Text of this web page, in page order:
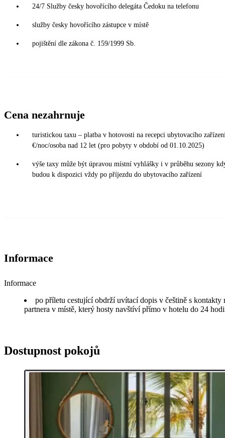
24/7 Služby česky hovořícího delegáta Čedoku na telefonu
služby česky hovořícího zástupce v místě
pojištění dle zákona č. 159/1999 Sb.
Cena nezahrnuje
turistickou taxu – platba v hotovosti na recepci ubytovacího
€/noc/osoba nad 12 let (pro pobyty v období od 01.10.2025)
výše taxy může být úpravou místní vyhlášky i v průběhu sezony
budou k dispozici vždy po příjezdu do ubytovacího zařízení
Informace
Informace
po příletu cestující obdrží uvítací dopis v češtině s kontakty
partnera v místě, který hosty navštíví přímo v hotelu do 24
Dostupnost pokojů